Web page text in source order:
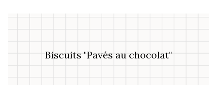
Biscuits "Pavés au chocolat"